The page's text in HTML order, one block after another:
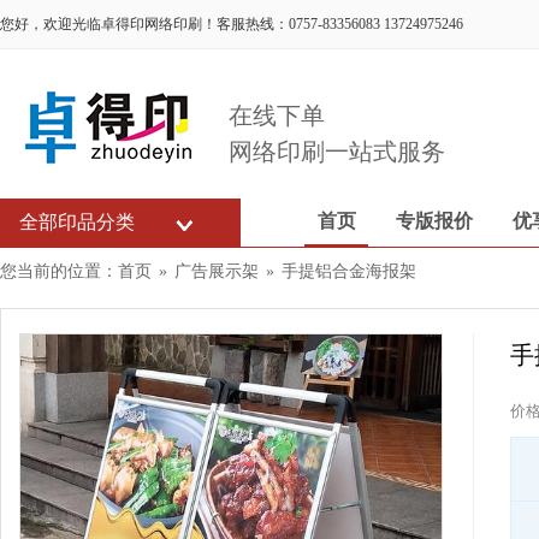
您好，欢迎光临卓得印网络印刷！客服热线：0757-83356083 13724975246
在线下单
网络印刷一站式服务
全部印品分类 首页 专版报价 优
您当前的位置： 首页 » 广告展示架 » 手提铝合金海报架
手
价